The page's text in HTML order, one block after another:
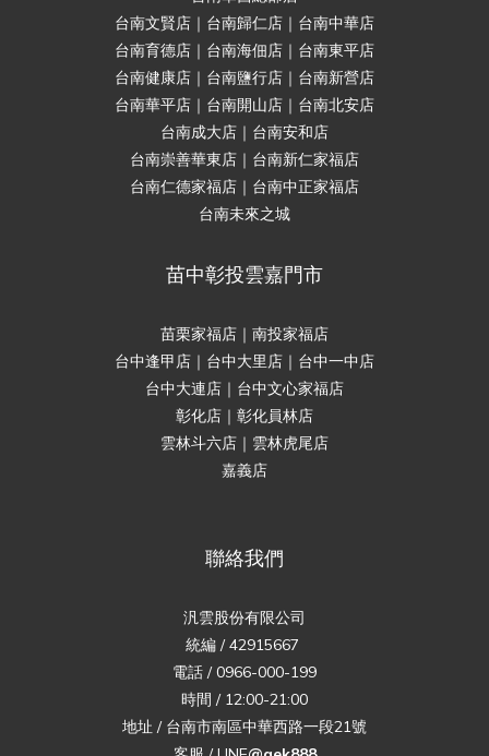
台南文賢店｜台南歸仁店｜台南中華店
台南育德店｜台南海佃店｜台南東平店
台南健康店｜台南鹽行店｜台南新營店
台南華平店｜台南開山店｜台南北安店
台南成大店｜台南安和店
台南崇善華東店｜台南新仁家福店
台南仁德家福店｜台南中正家福店
台南未來之城
苗中彰投雲嘉門市
苗栗家福店｜南投家福店
台中逢甲店｜台中大里店｜台中一中店
台中大連店｜台中文心家福店
彰化店｜彰化員林店
雲林斗六店｜雲林虎尾店
嘉義店
聯絡我們
汎雲股份有限公司
統編 / 42915667
電話 / 0966-000-199
時間 / 12:00-21:00
地址 / 台南市南區中華西路一段21號